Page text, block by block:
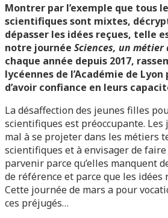
Montrer par l’exemple que tous
scientifiques sont mixtes,
dépasser les idées reçues, telle
notre journée Sciences, un métier
chaque année depuis 2017,
lycéennes de l’Académie de
d’avoir confiance en leurs
La désaffection des jeunes filles
scientifiques est préoccupante.
mal à se projeter dans les métiers
scientifiques et à envisager de
parvenir parce qu’elles manquent
de référence et parce que les idées
Cette journée de mars a pour
ces préjugés…